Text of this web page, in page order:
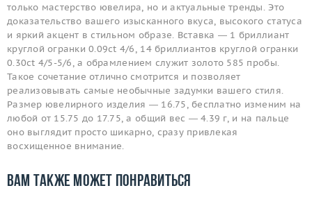
только мастерство ювелира, но и актуальные тренды. Это
доказательство вашего изысканного вкуса, высокого статуса
и яркий акцент в стильном образе. Вставка — 1 бриллиант
круглой огранки 0.09ct 4/6, 14 бриллиантов круглой огранки
0.30ct 4/5-5/6, а обрамлением служит золото 585 пробы.
Такое сочетание отлично смотрится и позволяет
реализовывать самые необычные задумки вашего стиля.
Размер ювелирного изделия — 16.75, бесплатно изменим на
любой от 15.75 до 17.75, а общий вес — 4.39 г, и на пальце
оно выглядит просто шикарно, сразу привлекая
восхищенное внимание.
Вам также может понравиться